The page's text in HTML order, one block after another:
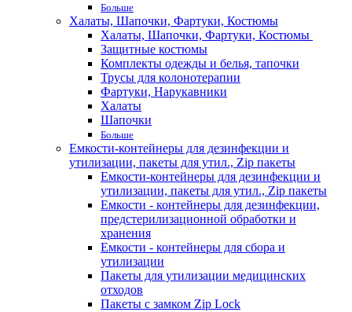
Больше
Халаты, Шапочки, Фартуки, Костюмы
Халаты, Шапочки, Фартуки, Костюмы
Защитные костюмы
Комплекты одежды и белья, тапочки
Трусы для колонотерапии
Фартуки, Нарукавники
Халаты
Шапочки
Больше
Емкости-контейнеры для дезинфекции и
утилизации, пакеты для утил., Zip пакеты
Емкости-контейнеры для дезинфекции и
утилизации, пакеты для утил., Zip пакеты
Емкости - контейнеры для дезинфекции,
предстерилизационной обработки и
хранения
Емкости - контейнеры для сбора и
утилизации
Пакеты для утилизации медицинских
отходов
Пакеты с замком Zip Lock